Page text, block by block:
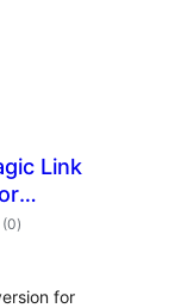
Link
(0total
de
)
for